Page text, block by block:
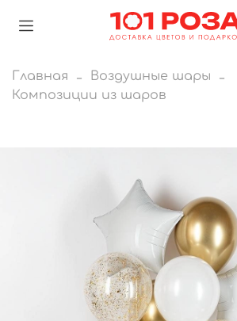
Главная
Воздушные шары
Композиции из шаров